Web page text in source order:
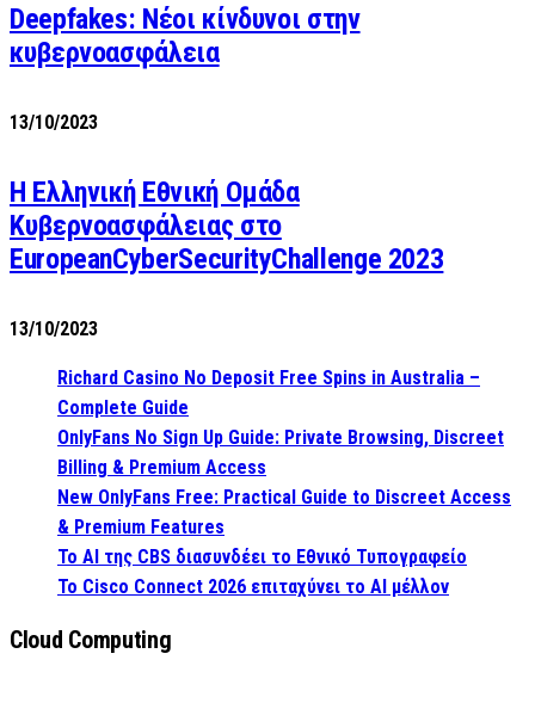
Deepfakes: Νέοι κίνδυνοι στην
κυβερνοασφάλεια
13/10/2023
Η Ελληνική Εθνική Ομάδα
Κυβερνοασφάλειας στο
EuropeanCyberSecurityChallenge 2023
13/10/2023
Richard Casino No Deposit Free Spins in Australia –
Complete Guide
OnlyFans No Sign Up Guide: Private Browsing, Discreet
Billing & Premium Access
New OnlyFans Free: Practical Guide to Discreet Access
& Premium Features
Το AI της CBS διασυνδέει το Εθνικό Τυπογραφείο
Το Cisco Connect 2026 επιταχύνει το AI μέλλον
Cloud Computing